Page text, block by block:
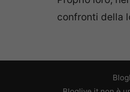
confronti della